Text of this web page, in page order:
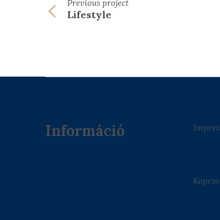
Previousproject
Lifestyle
Információ